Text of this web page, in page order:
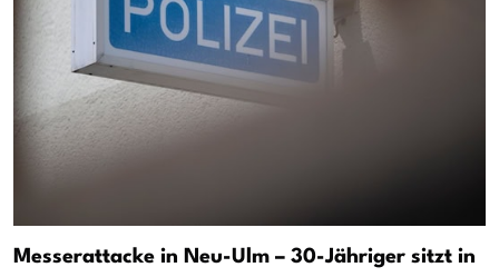
Messerattacke in Neu-Ulm – 30-Jähriger sitzt in